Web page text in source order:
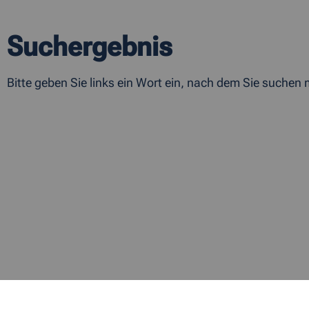
Suchergebnis
Bitte geben Sie links ein Wort ein, nach dem Sie suchen